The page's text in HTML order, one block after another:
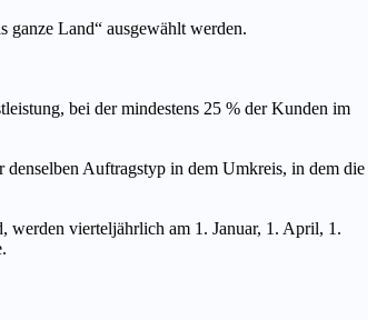
ganze Land“ ausgewählt werden.
bei der mindestens 25 % der Kunden im
Auftragstyp in dem Umkreis, in dem die
werden vierteljährlich am 1. Januar, 1. April, 1.